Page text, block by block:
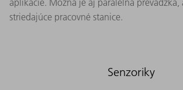
striedajúce pracovné stanice.
Senzoriky